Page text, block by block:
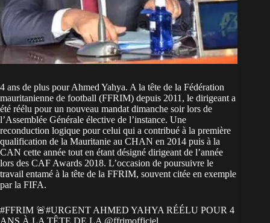
4 ans de plus pour Ahmed Yahya. A la tête de la Fédération
mauritanienne de football (FFRIM) depuis 2011, le dirigeant a
été réélu pour un nouveau mandat dimanche soir lors de
l’Assemblée Générale élective de l’instance. Une
reconduction logique pour celui qui a contribué à la première
qualification de la Mauritanie au CHAN en 2014 puis à la
CAN cette année tout en étant désigné dirigeant de l’année
lors des CAF Awards 2018. L’occasion de poursuivre le
travail entamé à la tête de la FFRIM, souvent citée en exemple
par la FIFA.
#FFRIM 🚨#URGENT AHMED YAHYA RÉÉLU POUR 4